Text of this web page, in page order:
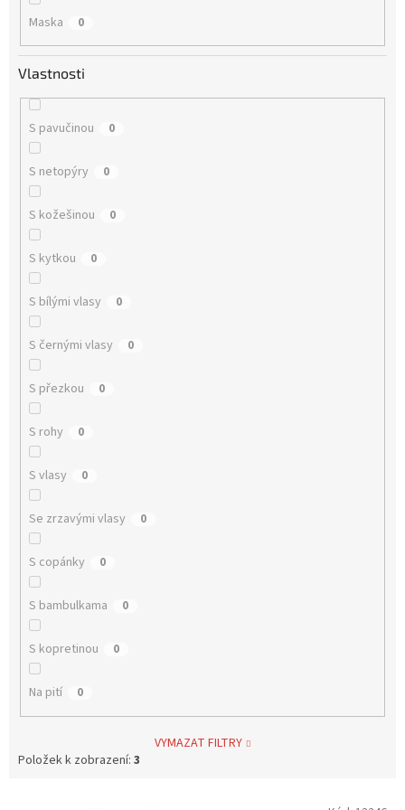
Maska 0
Vlastnosti
S pavučinou 0
S netopýry 0
S kožešinou 0
S kytkou 0
S bílými vlasy 0
S černými vlasy 0
S přezkou 0
S rohy 0
S vlasy 0
Se zrzavými vlasy 0
S copánky 0
S bambulkama 0
S kopretinou 0
Na pití 0
VYMAZAT FILTRY
Položek k zobrazení: 3